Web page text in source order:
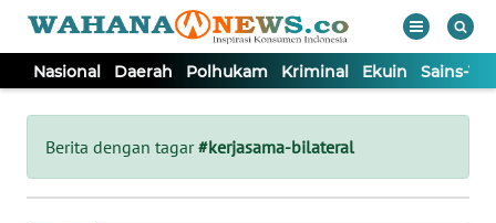
Nasional Daerah Polhukam Kriminal Ekuin Sains-
Berita dengan tagar#kerjasama-bilateral
Tutup
NASIONAL